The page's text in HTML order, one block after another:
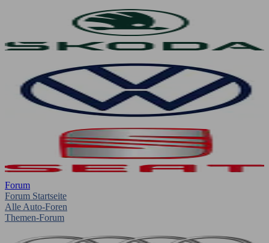
Forum
Forum Startseite
Alle Auto-Foren
Themen-Forum